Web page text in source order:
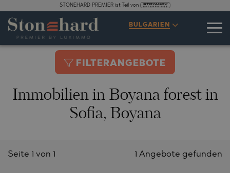
STONEHARD PREMIER ist Teil von
BULGARIEN
FILTERANGEBOTE
Immobilien in Boyana forest in
Sofia, Boyana
1 Angebote gefunden
Seite 1 von 1